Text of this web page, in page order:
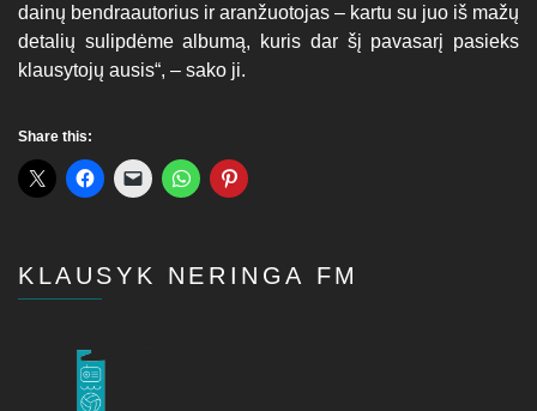
dainų bendraautorius ir aranžuotojas – kartu su juo iš mažų
detalių sulipdėme albumą, kuris dar šį pavasarį pasieks
klausytojų ausis“, – sako ji.
Share this:
KLAUSYK NERINGA FM